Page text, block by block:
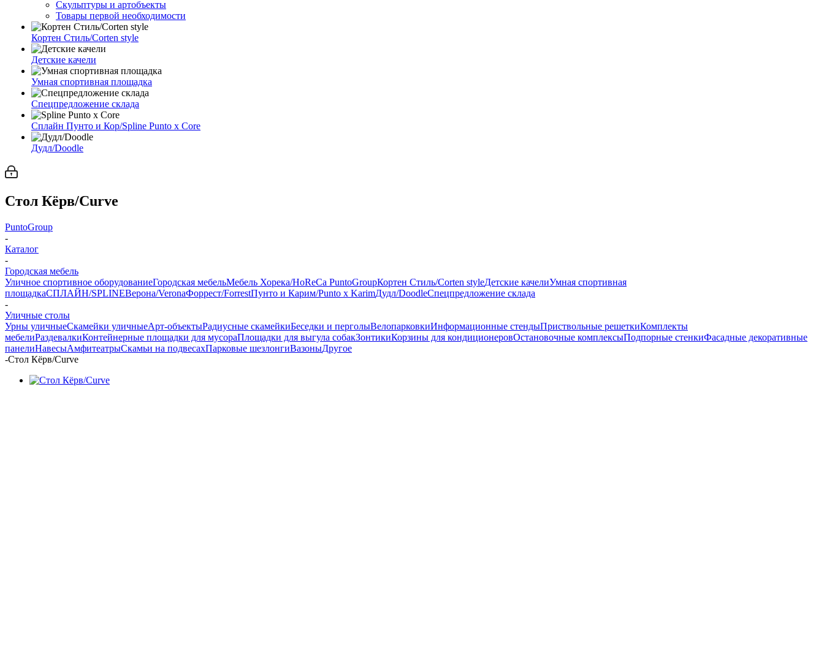
Скульптуры и артобъекты
Товары первой необходимости
Кортен Стиль/Corten style
Детские качели
Умная спортивная площадка
Спецпредложение склада
Сплайн Пунто и Кор/Spline Punto x Core
Дудл/Doodle
Стол Кёрв/Curve
PuntoGroup
-
Каталог
-
Городская мебель
Уличное спортивное оборудованиеГородская мебельМебель Хорека/HoReCa PuntoGroupКортен Стиль/Corten styleДетские качелиУмная спортивная
площадкаСПЛАЙН/SPLINEВерона/VeronaФоррест/ForrestПунто и Карим/Punto x KarimДудл/DoodleСпецпредложение склада
-
Уличные столы
Урны уличныеСкамейки уличныеАрт-объектыРадиусные скамейкиБеседки и перголыВелопарковкиИнформационные стендыПриствольные решеткиКомплекты
мебелиРаздевалкиКонтейнерные площадки для мусораПлощадки для выгула собакЗонтикиКорзины для кондиционеровОстановочные комплексыПодпорные стенкиФасадные декоративные
панелиНавесыАмфитеатрыСкамьи на подвесахПарковые шезлонгиВазоныДругое
-Стол Кёрв/Curve